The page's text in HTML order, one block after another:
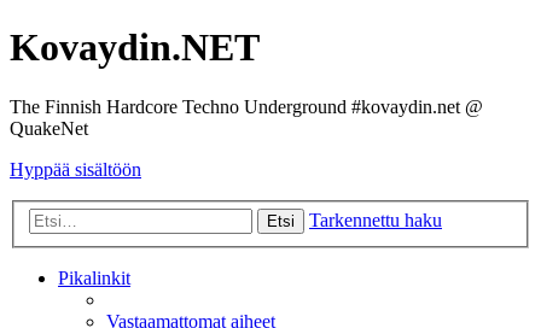
Kovaydin.NET
The Finnish Hardcore Techno Underground #kovaydin.net @
QuakeNet
Hyppää sisältöön
Etsi Tarkennettu haku
Pikalinkit
Vastaamattomat aiheet